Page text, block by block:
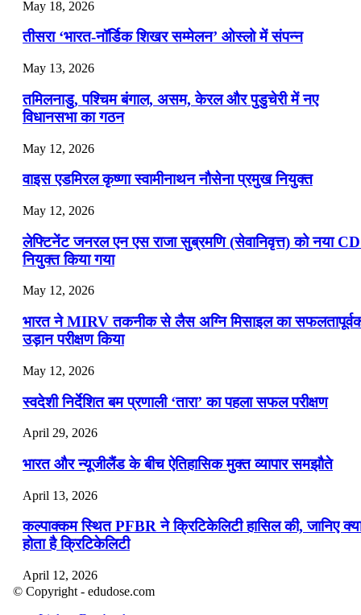
July 22, 2026
📝 डेली करेंट अफेयर्स: 19-21 जुलाई 2026
July 19, 2026
📝 डेली करेंट अफेयर्स: 16-18 जुलाई 2026
May 18, 2026
तीसरा ‘भारत-नॉर्डिक शिखर सम्मेलन’ ओस्लो में संपन्न
May 13, 2026
तमिलनाडु, पश्चिम बंगाल, असम, केरल और पुडुचेरी में नए
विधानसभा का गठन
May 12, 2026
वाइस एडमिरल कृष्णा स्वामीनाथन नौसेना प्रमुख नियुक्त
May 12, 2026
लेफ्टिनेंट जनरल एन एस राजा सुब्रमणि (सेवानिवृत्त) को नया
नियुक्त किया गया
May 12, 2026
भारत ने MIRV तकनीक से लैस अग्नि मिसाइल का
उड़ान परीक्षण किया
May 12, 2026
स्वदेशी निर्देशित बम प्रणाली ‘तारा’ का पहला सफल परीक्षण
April 29, 2026
भारत और न्यूजीलैंड के बीच ऐतिहासिक मुक्त व्यापार समझौते
April 13, 2026
कल्पाक्कम स्थित PFBR ने क्रिटिकेलिटी हासिल की, जानिए
होता है क्रिटिकेलिटी
April 12, 2026
© Copyright - edudose.com